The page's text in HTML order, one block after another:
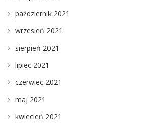
październik 2021
wrzesień 2021
sierpień 2021
lipiec 2021
czerwiec 2021
maj 2021
kwiecień 2021